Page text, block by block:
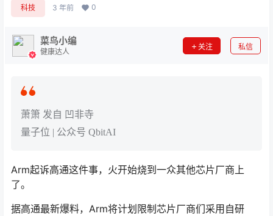
科技 3 年前 0
菜鸟小编
健康达人
关注 私信
萧箫 发自 凹非寺
量子位 | 公众号 QbitAI
Arm起诉高通这件事，火开始烧到一众其他芯片厂商上
了。
据高通最新爆料，Arm将计划限制芯片厂商们采用自研